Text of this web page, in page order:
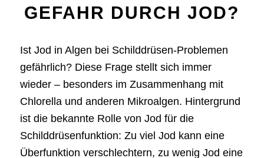
GEFAHR DURCH JOD?
Ist Jod in Algen bei Schilddrüsen-Problemen
gefährlich? Diese Frage stellt sich immer
wieder – besonders im Zusammenhang mit
Chlorella und anderen Mikroalgen. Hintergrund
ist die bekannte Rolle von Jod für die
Schilddrüsenfunktion: Zu viel Jod kann eine
Überfunktion verschlechtern, zu wenig Jod eine